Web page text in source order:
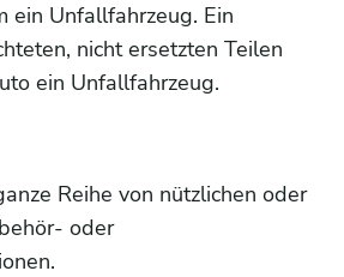
ein Unfallfahrzeug. Ein
nicht ersetzten Teilen
ein Unfallfahrzeug.
Reihe von nützlichen oder
oder